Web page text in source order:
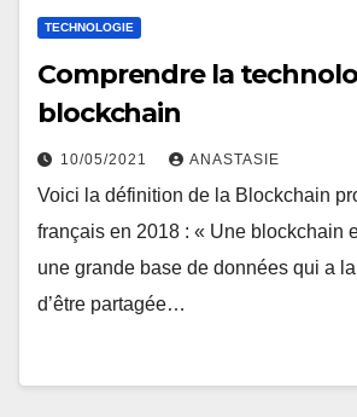
TECHNOLOGIE
Comprendre la
blockchain
10/05/2021 ANASTASIE
Voici la définition de la Blockchain
français en 2018 : « Une blockchain
une grande base de données qui a
d’être partagée…